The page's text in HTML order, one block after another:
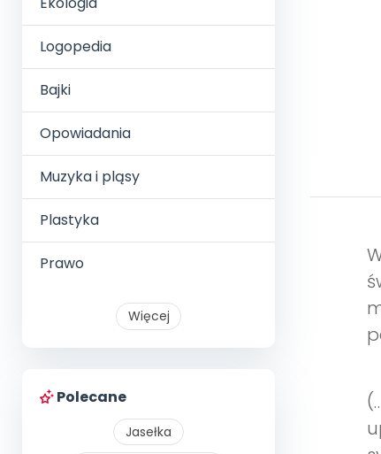
Logopedia
Bajki
Opowiadania
Muzyka i pląsy
Plastyka
Prawo
Więcej
Polecane
Jasełka